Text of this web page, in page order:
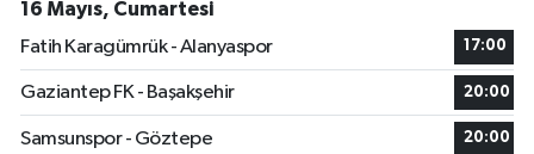
16 Mayıs, Cumartesi
Fatih Karagümrük - Alanyaspor
17:00
Gaziantep FK - Başakşehir 20:00
Samsunspor - Göztepe 20:00